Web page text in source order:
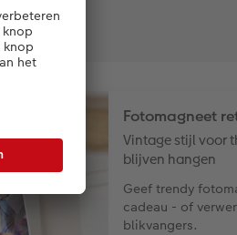
Fotomagneet
Vintage stijl voor
blijven hangen
Geef trendy
cadeau - of
blikvangers.